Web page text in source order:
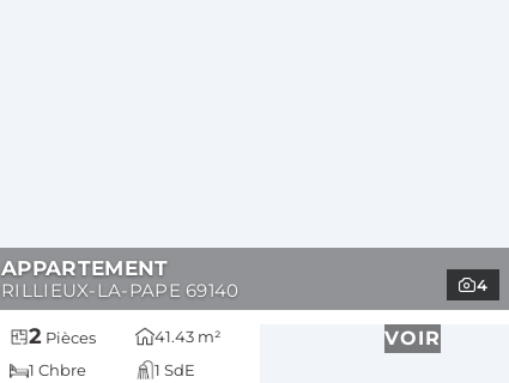
4
APPARTEMENT
RILLIEUX-LA-PAPE 69140
2 Pièces
41.43 m²
1 Chbre
1 SdE
VOIR